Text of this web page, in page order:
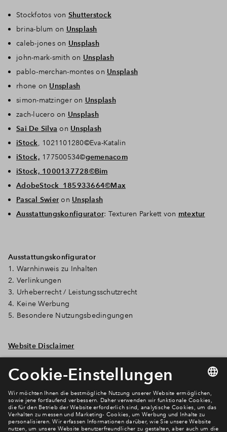
Stockfotos von Shutterstock
brina-blum on Unsplash
caleb-jones on Unsplash
john-mark-smith on Unsplash
pablo-merchan-montes on Unsplash
rhone on Unsplash
simon-matzinger on Unsplash
zach-lucero on Unsplash
Sai De Silva on Unsplash
iStock, 1021101280©Eva-Katalin
iStock, 177500534©gemenacom
iStock, 1000137728©Bim
AdobeStock_185933664©Max
Pascal Swier on Unsplash
Ausstattungskonfigurator: Texturen Parkett von mtextur
Ausstattungskonfigurator
1. Warnhinweis zu Inhalten
2. Verlinkungen
3. Urheberrecht / Leistungsschutzrecht
4. Keine Werbung
5. Besondere Nutzungsbedingungen
Website Disclaimer
Newsletter Anmeldung
Verpassen Sie zu diesem Wohnprojekt keine Neuigkeiten
mehr! Wir halten Sie auf dem Laufenden – mit unserem